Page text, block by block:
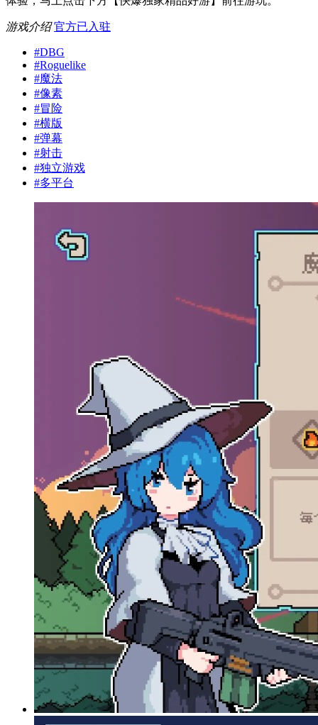
游戏介绍 官方已入驻
#DBG
#Roguelike
#魔法
#像素
#冒险
#横版
#弹幕
#射击
#独立游戏
#多平台